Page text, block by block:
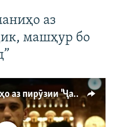
аз
машҳур бо
Ҳаводории арманиҳо аз пирӯзии "Ҷаллод"-и тоҷик